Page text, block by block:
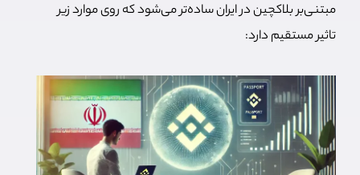
مبتنی‌بر بلاکچین در ایران ساده‌تر می‌شود که روی موارد زیر
تاثیر مستقیم دارد: